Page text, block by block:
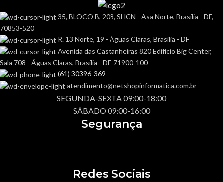
35, BLOCO B, 208, SHCN - Asa Norte, Brasília - DF,
70853-520
R. 13 Norte, 19 - Águas Claras, Brasília - DF
Avenida das Castanheiras 820 Edifício Big Center,
Sala 708 - Águas Claras, Brasília - DF, 71900-100
(61) 30396-369
atendimento@netshopinformatica.com.br
SEGUNDA-SEXTA 09:00-18:00
SÁBADO 09:00-16:00
Segurança
Redes Sociais